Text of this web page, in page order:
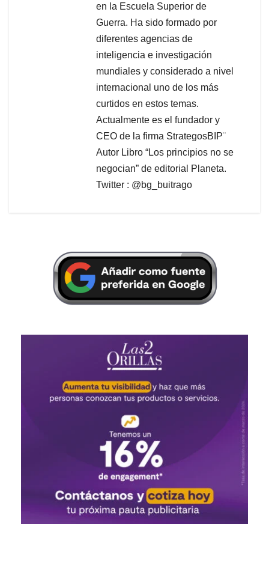
en la Escuela Superior de
Guerra. Ha sido formado por
diferentes agencias de
inteligencia e investigación
mundiales y considerado a nivel
internacional uno de los más
curtidos en estos temas.
Actualmente es el fundador y
CEO de la firma StrategosBIP¨
Autor Libro “Los principios no se
negocian” de editorial Planeta.
Twitter : @bg_buitrago